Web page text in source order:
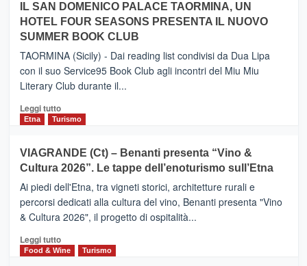
da
Neos
PIEDIMONTE
ETNEO
–
Meta
turistica
privilegiata
secondo
dati
di
Anche
la
Valle
Alcantara
nei
primi
nella
classifica
IL SAN DOMENICO PALACE TAORMINA, UN
HOTEL FOUR SEASONS PRESENTA IL NUOVO
SUMMER BOOK CLUB
TAORMINA (Sicily) - Dai reading list condivisi da Dua Lipa
con il suo Service95 Book Club agli incontri del Miu Miu
Literary Club durante il...
Leggi tuttoLeggi
di
IL
SAN
DOMENICO
PALACE
TAORMINA,
UN
HOTEL
FOUR
Etna Turismo
VIAGRANDE (Ct) – Benanti presenta “Vino &
Cultura 2026”. Le tappe dell’enoturismo sull’Etna
Ai piedi dell'Etna, tra vigneti storici, architetture rurali e
percorsi dedicati alla cultura del vino, Benanti presenta "Vino
& Cultura 2026", il progetto di ospitalità...
Leggi tuttoLeggi
di
Food & Wine Turismo